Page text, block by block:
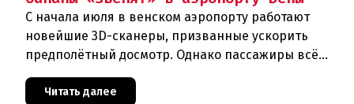
С начала июля в венском аэропорту работают
новейшие 3D-сканеры, призванные ускорить
предполётный досмотр. Однако пассажиры всё
отправляют на дополнительную пров
Читать далее